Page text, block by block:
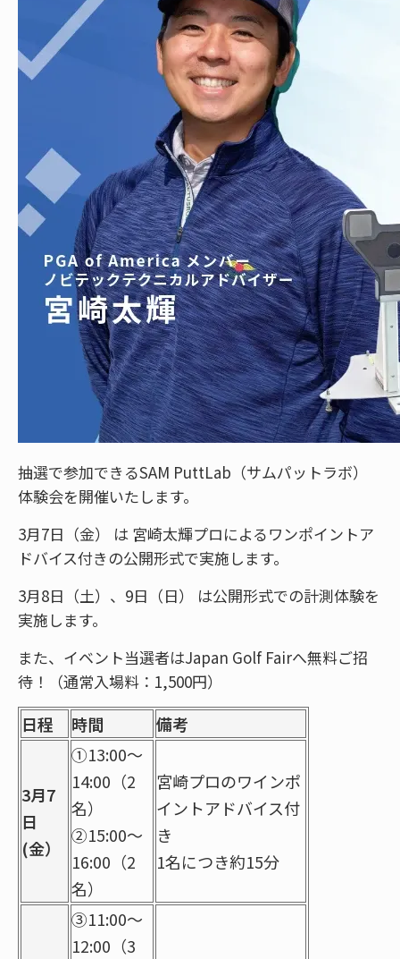
抽選で参加できるSAM PuttLab（サムパットラボ）
体験会を開催いたします。
3月7日（金） は 宮崎太輝プロによるワンポイントア
ドバイス付きの公開形式で実施します。
3月8日（土）、9日（日） は公開形式での計測体験を
実施します。
また、イベント当選者はJapan Golf Fairへ無料ご招
待！（通常入場料：1,500円）
日程 時間 備考
3月7
日
(金）
①13:00～
14:00（2
名）
②15:00～
16:00（2
名）
宮崎プロのワインポ
イントアドバイス付
き
1名につき約15分
③11:00～
12:00（3